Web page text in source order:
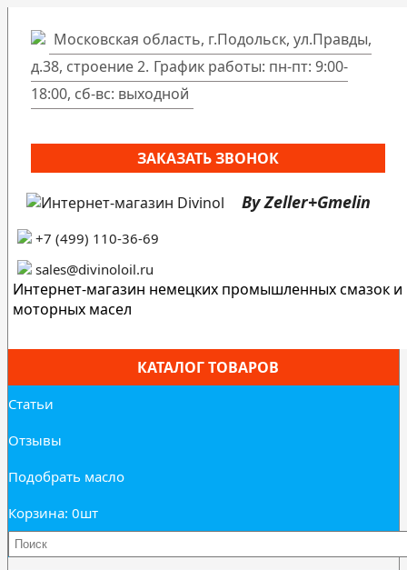
Московская область, г.Подольск, ул.Правды,
д.38, строение 2. График работы: пн-пт: 9:00-
18:00, сб-вс: выходной
ЗАКАЗАТЬ ЗВОНОК
By Zeller+Gmelin
+7 (499) 110-36-69
sales@divinoloil.ru
Интернет-магазин немецких промышленных смазок и
моторных масел
КАТАЛОГ ТОВАРОВ
Статьи
Отзывы
Подобрать масло
Корзина: 0шт